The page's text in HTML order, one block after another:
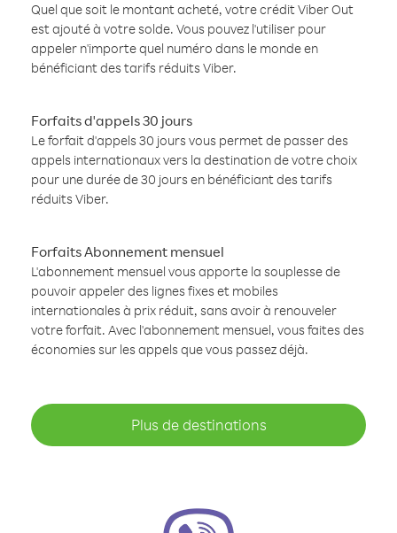
Quel que soit le montant acheté, votre crédit Viber Out
est ajouté à votre solde. Vous pouvez l'utiliser pour
appeler n'importe quel numéro dans le monde en
bénéficiant des tarifs réduits Viber.
Forfaits d'appels 30 jours
Le forfait d'appels 30 jours vous permet de passer des
appels internationaux vers la destination de votre choix
pour une durée de 30 jours en bénéficiant des tarifs
réduits Viber.
Forfaits Abonnement mensuel
L'abonnement mensuel vous apporte la souplesse de
pouvoir appeler des lignes fixes et mobiles
internationales à prix réduit, sans avoir à renouveler
votre forfait. Avec l'abonnement mensuel, vous faites des
économies sur les appels que vous passez déjà.
Plus de destinations